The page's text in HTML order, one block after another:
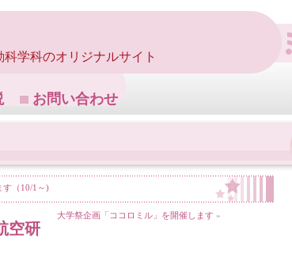
学科のオリジナルサイト
お問い合わせ
す（10/1～)
大学祭企画「ココロミル」を開催します »
空研